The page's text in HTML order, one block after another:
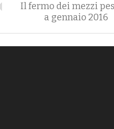
Il fermo dei mezzi
a gennaio 2016